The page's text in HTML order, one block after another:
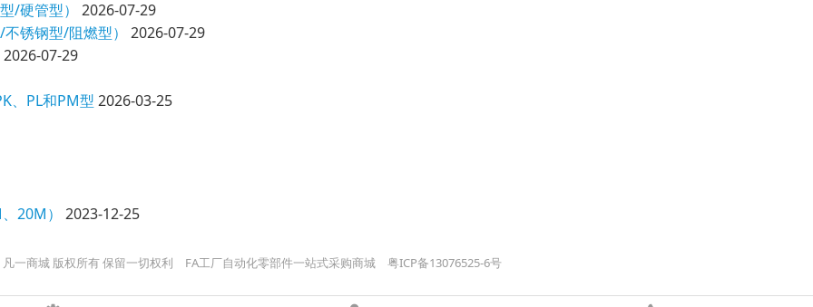
/硬管型）
2026-07-29
锈钢型/阻燃型）
2026-07-29
2026-07-29
、PL和PM型 2026-03-25
20M） 2023-12-25
一商城 版权所有 保留一切权利 FA工厂自动化零部件一站式采购商城 粤ICP备13076525-6号